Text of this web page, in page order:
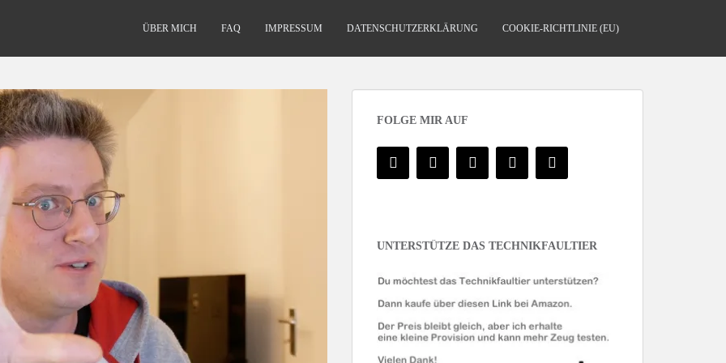
ÜBER MICH FAQ IMPRESSUM DATENSCHUTZERKLÄRUNG COOKIE-RICHTLINIE (EU)
FOLGE MIR AUF
UNTERSTÜTZE DAS TECHNIKFAULTIER